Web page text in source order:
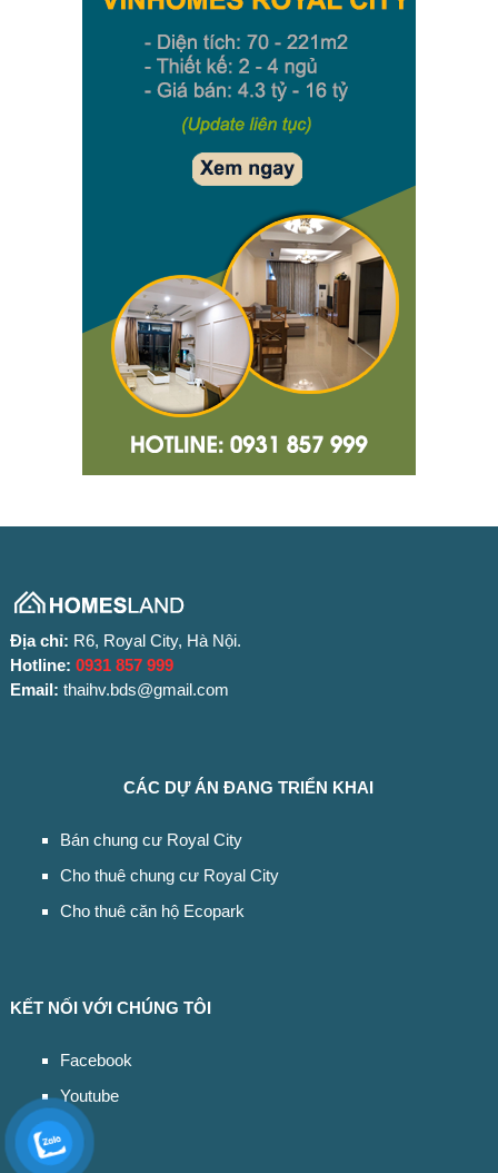
Địa chỉ: R6, Royal City, Hà Nội.
Hotline: 0931 857 999
Email: thaihv.bds@gmail.com
CÁC DỰ ÁN ĐANG TRIỂN KHAI
Bán chung cư Royal City
Cho thuê chung cư Royal City
Cho thuê căn hộ Ecopark
KẾT NỐI VỚI CHÚNG TÔI
Facebook
Youtube